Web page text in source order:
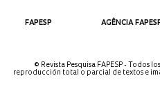
FAPESP AGÊNCIA
© Revista Pesquisa FAPESP - Todos
reproducción total o parcial de textos e